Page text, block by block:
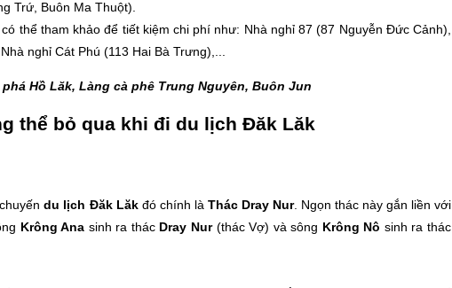
Trứ, Buôn Ma Thuột).
thể tham khảo để tiết kiệm chi phí như: Nhà nghỉ 87 (87 Nguyễn Đức Cảnh),
nghỉ Cát Phú (113 Hai Bà Trưng),...
Hồ Lăk, Làng cà phê Trung Nguyên, Buôn Jun
thể bỏ qua khi đi du lịch Đăk Lăk
du lịch Đăk Lăkđó chính là Thác Dray Nur. Ngọn thác này gắn liền với
Krông Ana sinh ra thác Dray Nur (thác Vợ) và sông Krông Nô sinh ra thác